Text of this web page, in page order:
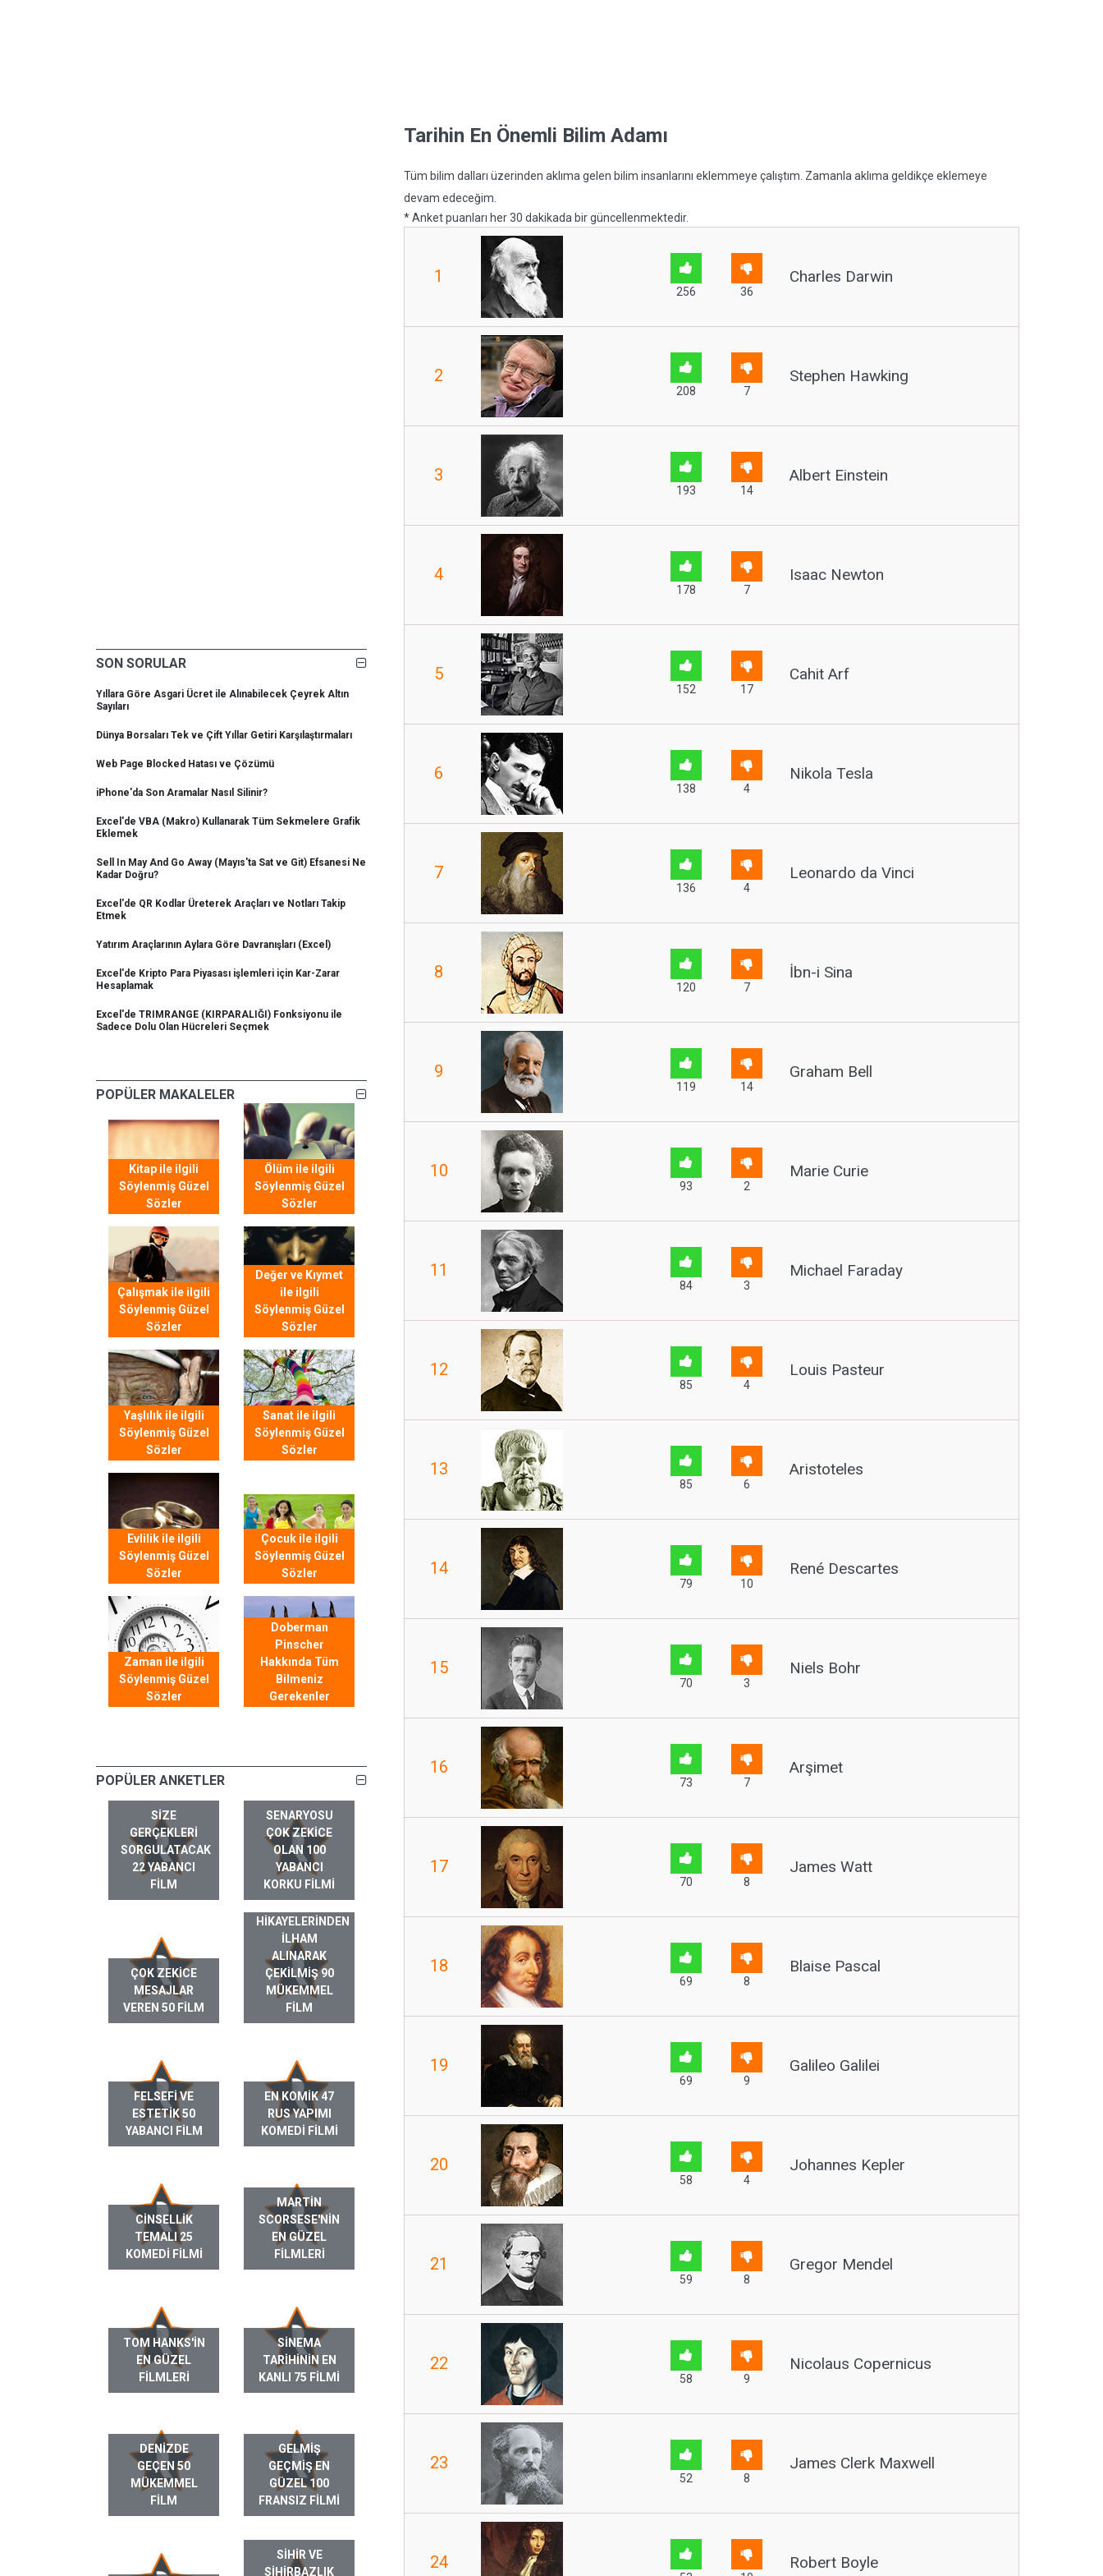
SON SORULAR
Yıllara Göre Asgari Ücret ile Alınabilecek Çeyrek Altın
Sayıları
Dünya Borsaları Tek ve Çift Yıllar Getiri Karşılaştırmaları
Web Page Blocked Hatası ve Çözümü
iPhone'da Son Aramalar Nasıl Silinir?
Excel'de VBA (Makro) Kullanarak Tüm Sekmelere Grafik
Eklemek
Sell In May And Go Away (Mayıs'ta Sat ve Git) Efsanesi Ne
Kadar Doğru?
Excel'de QR Kodlar Üreterek Araçları ve Notları Takip
Etmek
Yatırım Araçlarının Aylara Göre Davranışları (Excel)
Excel'de Kripto Para Piyasası işlemleri için Kar-Zarar
Hesaplamak
Excel'de TRIMRANGE (KIRPARALIĞI) Fonksiyonu ile
Sadece Dolu Olan Hücreleri Seçmek
POPÜLER MAKALELER
Kitap ile ilgili
Söylenmiş Güzel
Sözler
Ölüm ile ilgili
Söylenmiş Güzel
Sözler
Çalışmak ile ilgili
Söylenmiş Güzel
Sözler
Değer ve Kıymet
ile ilgili
Söylenmiş Güzel
Sözler
Yaşlılık ile ilgili
Söylenmiş Güzel
Sözler
Sanat ile ilgili
Söylenmiş Güzel
Sözler
Evlilik ile ilgili
Söylenmiş Güzel
Sözler
Çocuk ile ilgili
Söylenmiş Güzel
Sözler
Zaman ile ilgili
Söylenmiş Güzel
Sözler
Doberman
Pinscher
Hakkında Tüm
Bilmeniz
Gerekenler
POPÜLER ANKETLER
SIZE
GERÇEKLERI
SORGULATACAK
22 YABANCI
FILM
SENARYOSU
ÇOK ZEKICE
OLAN 100
YABANCI
KORKU FILMI
ÇOK ZEKICE
MESAJLAR
VEREN 50 FILM
GERÇEK HAYAT
HIKAYELERINDEN
ILHAM
ALINARAK
ÇEKILMIŞ 90
MÜKEMMEL
FILM
FELSEFI VE
ESTETIK 50
YABANCI FILM
EN KOMIK 47
RUS YAPIMI
KOMEDI FILMI
CINSELLIK
TEMALI 25
KOMEDI FILMI
MARTIN
SCORSESE'NIN
EN GÜZEL
FILMLERI
TOM HANKS'IN
EN GÜZEL
FILMLERI
SINEMA
TARIHININ EN
KANLI 75 FILMI
DENIZDE
GEÇEN 50
MÜKEMMEL
FILM
GELMIŞ
GEÇMIŞ EN
GÜZEL 100
FRANSIZ FILMI
SIHIR VE
SIHIRBAZLIK
Tarihin En Önemli Bilim Adamı
Tüm bilim dalları üzerinden aklıma gelen bilim insanlarını eklemmeye çalıştım. Zamanla aklıma geldikçe eklemeye
devam edeceğim.
* Anket puanları her 30 dakikada bir güncellenmektedir.
1
256 36
Charles Darwin
2
208 7
Stephen Hawking
3
193 14
Albert Einstein
4
178 7
Isaac Newton
5
152 17
Cahit Arf
6
138 4
Nikola Tesla
7
136 4
Leonardo da Vinci
8
120 7
İbn-i Sina
9
119 14
Graham Bell
10
93 2
Marie Curie
11
84 3
Michael Faraday
12
85 4
Louis Pasteur
13
85 6
Aristoteles
14
79 10
René Descartes
15
70 3
Niels Bohr
16
73 7
Arşimet
17
70 8
James Watt
18
69 8
Blaise Pascal
19
69 9
Galileo Galilei
20
58 4
Johannes Kepler
21
59 8
Gregor Mendel
22
58 9
Nicolaus Copernicus
23
52 8
James Clerk Maxwell
24 Robert Boyle